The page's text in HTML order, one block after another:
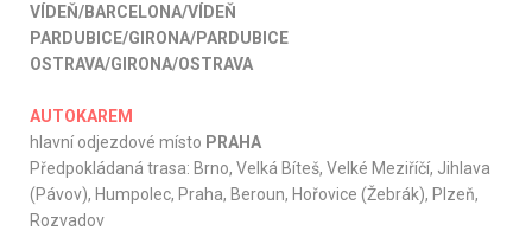
VÍDEŇ/BARCELONA/VÍDEŇ
PARDUBICE/GIRONA/PARDUBICE
OSTRAVA/GIRONA/OSTRAVA
AUTOKAREM
hlavní odjezdové místo PRAHA
Předpokládaná trasa: Brno, Velká Bíteš, Velké Meziříčí, Jihlava
(Pávov), Humpolec, Praha, Beroun, Hořovice (Žebrák), Plzeň,
Rozvadov